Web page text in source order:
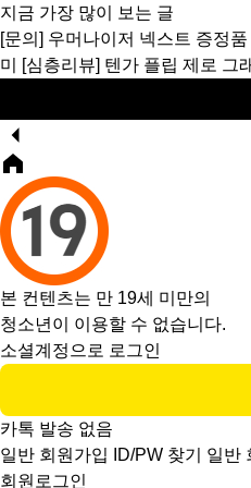
지금 가장 많이 보는 글
[문의] 우머나이저 넥스트 증정품
미
[심층리뷰] 텐가 플립 제로 그
본 컨텐츠는 만 19세 미만의
청소년이 이용할 수 없습니다.
소셜계정으로 로그인
카톡 발송 없음
일반 회원가입
ID/PW 찾기
일반
회원로그인